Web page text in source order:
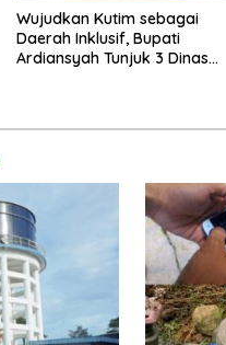
Wujudkan Kutim sebagai
Daerah Inklusif, Bupati
Ardiansyah Tunjuk 3 Dinas